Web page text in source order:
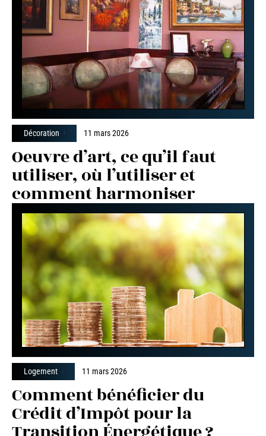
Décoration 11 mars 2026
Oeuvre d’art, ce qu’il faut
utiliser, où l’utiliser et
comment harmoniser
Logement 11 mars 2026
Comment bénéficier du
Crédit d’Impôt pour la